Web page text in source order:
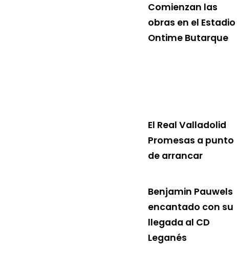
Comienzan las
obras en el Estadio
Ontime Butarque
El Real Valladolid
Promesas a punto
de arrancar
Benjamin Pauwels
encantado con su
llegada al CD
Leganés